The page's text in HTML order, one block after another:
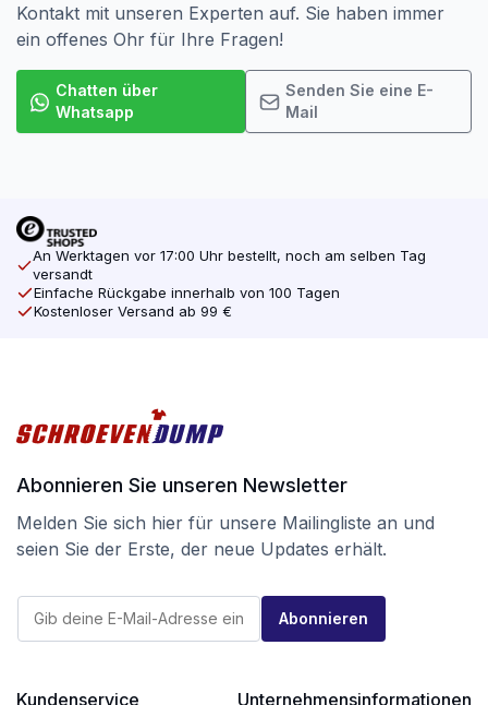
Kontakt mit unseren Experten auf. Sie haben immer
ein offenes Ohr für Ihre Fragen!
Chatten über
Whatsapp
Senden Sie eine E-
Mail
An Werktagen vor 17:00 Uhr bestellt, noch am selben Tag
versandt
Einfache Rückgabe innerhalb von 100 Tagen
Kostenloser Versand ab 99 €
Abonnieren Sie unseren Newsletter
Melden Sie sich hier für unsere Mailingliste an und
seien Sie der Erste, der neue Updates erhält.
a
*
E
M
l
Abonnieren
Kundenservice Unternehmensinformationen